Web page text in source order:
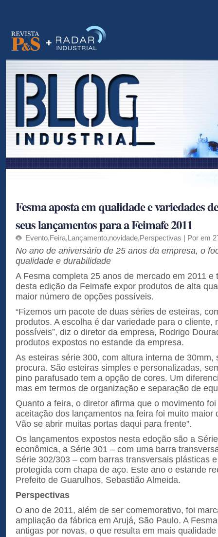
Fesma aposta em qualidade e variedades
seus lançamentos para a Feimafe 2011
Evento,Feira,Lançamento,novidade,Perspectivas | Por em
No ano de aniversário de 25 anos da empresa, o
qualidade e durabilidade
A Fesma completa 25 anos de mercado em 2011 e
desta edição da Feimafe expor produtos de alta
maior número de opções possíveis.
“Fizemos um pacote de duas séries de esteiras,
produtos. A escolha é dar variedade para o cliente,
possíveis”, diz o diretor da empresa, Rodrigo
produtos expostos no estande da empresa.
As esteiras série 300, com altura interna de 30mm,
procura. São esteiras simples e personalizadas,
pino parafusado tem a opção de cores. Um
mas em termos de organização e separação de
Quanto a feira, o diretor afirma que o movimento foi
aceitação dos lançamentos na feira foi muito maior
Vão se abrir muitas portas daqui para frente”.
Os lançamentos expostos nesta edoção são a
econômica, a Série 301 – com uma barra
Série 302/303 – com barras transversais plásticas
protegida com chapa de aço. Este ano o estande
Prefeito de Guarulhos, Sebastião Almeida.
Perspectivas
O ano de 2011, além de ser comemorativo, foi
ampliação da fábrica em Arujá, São Paulo. A
antigas por novas, o que resulta em mais